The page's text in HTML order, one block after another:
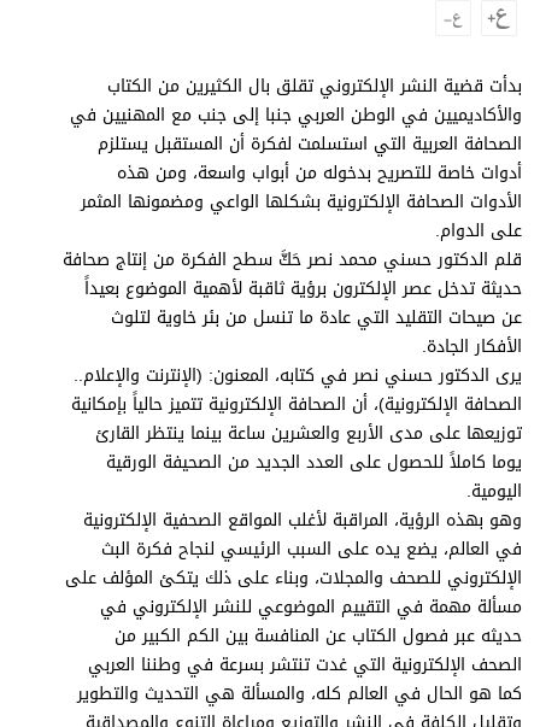
مواقيت الصلاة
الأحوال الجوية
بدأت قضية النشر الإلكتروني تقلق بال الكثيرين من الكتاب
والأكاديميين في الوطن العربي جنبا إلى جنب مع المهنيين في
الصحافة العربية التي استسلمت لفكرة أن المستقبل يستلزم
أدوات خاصة للتصريح بدخوله من أبواب واسعة، ومن هذه
الأدوات الصحافة الإلكترونية بشكلها الواعي ومضمونها المثمر
على الدوام.
قلم الدكتور حسني محمد نصر حَكَّ سطح الفكرة من إنتاج صحافة
حديثة تدخل عصر الإلكترون برؤية ثاقبة لأهمية الموضوع بعيداً
عن صيحات التقليد التي عادة ما تنسل من بئر خاوية لتلوث
الأفكار الجادة.
يرى الدكتور حسني نصر في كتابه، المعنون: (الإنترنت والإعلام..
الصحافة الإلكترونية)، أن الصحافة الإلكترونية تتميز حالياً بإمكانية
توزيعها على مدى الأربع والعشرين ساعة بينما ينتظر القارئ
يوما كاملاً للحصول على العدد الجديد من الصحيفة الورقية
اليومية.
وهو بهذه الرؤية، المراقبة لأغلب المواقع الصحفية الإلكترونية
في العالم، يضع يده على السبب الرئيسي لنجاح فكرة البث
الإلكتروني للصحف والمجلات، وبناء على ذلك يتكئ المؤلف على
مسألة مهمة في التقييم الموضوعي للنشر الإلكتروني في
حديثه عبر فصول الكتاب عن المنافسة بين الكم الكبير من
الصحف الإلكترونية التي غدت تنتشر بسرعة في وطننا العربي
كما هو الحال في العالم كله، والمسألة هي التحديث والتطوير